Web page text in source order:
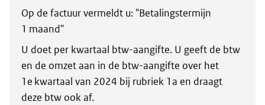
Op de factuur vermeldt u: "Betalingstermijn
1 maand"
U doet per kwartaal btw-aangifte. U geeft de btw
en de omzet aan in de btw-aangifte over het
1e kwartaal van 2024 bij rubriek 1a en draagt
deze btw ook af.